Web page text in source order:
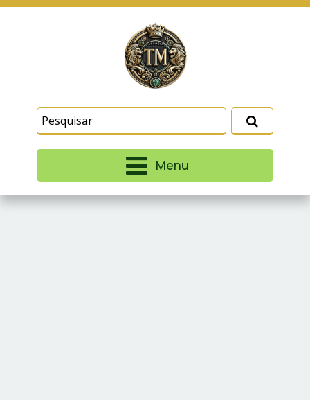
Menu
similares para lembrar e entender como você usa
nosso site, analisar seu uso de nossos produtos
e serviços, ajudar com nossos esforços de
marketing e fornecer conteúdo de terceiros. Leia
Termos e CondiçõesePolítica de